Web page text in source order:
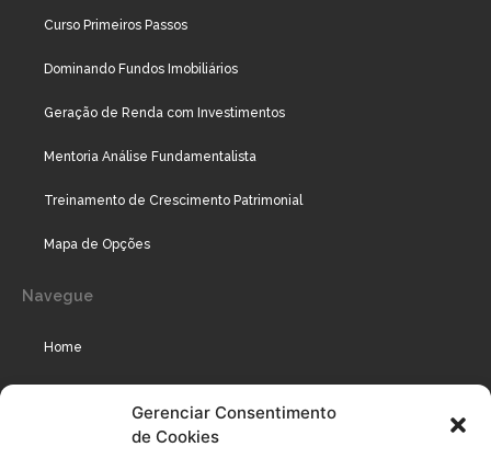
Gerenciar Consentimento
de Cookies
Curso Primeiros Passos
Dominando Fundos Imobiliários
Geração de Renda com Investimentos
Mentoria Análise Fundamentalista
Treinamento de Crescimento Patrimonial
Mapa de Opções
Navegue
Home